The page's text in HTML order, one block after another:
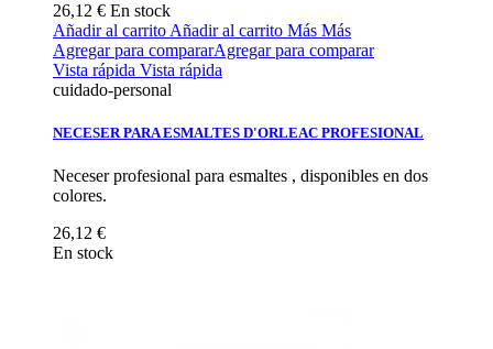
26,12 € En stock
Añadir al carrito Añadir al carrito Más Más
Agregar para compararAgregar para comparar
Vista rápida Vista rápida
cuidado-personal
NECESER PARA ESMALTES D'ORLEAC PROFESIONAL
Neceser profesional para esmaltes , disponibles en dos
colores.
26,12 €
En stock